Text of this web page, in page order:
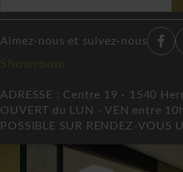
Aimez-nous et suivez-nous
ADRESSE : Centre 19 - 1540
OUVERT du LUN - VEN entre
POSSIBLE SUR RENDEZ-VOUS